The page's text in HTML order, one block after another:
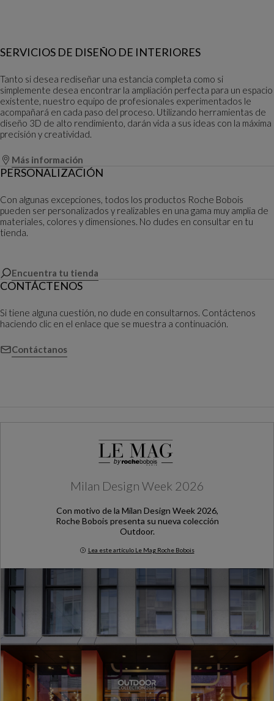
SERVICIOS DE DISEÑO DE INTERIORES
Tanto si desea rediseñar una estancia completa como si
simplemente desea encontrar la ampliación perfecta para un espacio
existente, nuestro equipo de profesionales experimentados le
acompañará en cada paso del proceso. Utilizando herramientas de
diseño 3D de alto rendimiento, darán vida a sus ideas con la máxima
precisión y creatividad.
Más información
PERSONALIZACIÓN
Con algunas excepciones, todos los productos Roche Bobois
pueden ser personalizados y realizables en una gama muy amplia de
materiales, colores y dimensiones. No dudes en consultar en tu
tienda.
Encuentra tu tienda
CONTÁCTENOS
Si tiene alguna cuestión, no dude en consultarnos. Contáctenos
haciendo clic en el enlace que se muestra a continuación.
Contáctanos
Milan Design Week 2026
Con motivo de la Milan Design Week 2026,
Roche Bobois presenta su nueva colección
Outdoor.
Lea este artículo Le Mag Roche Bobois
Milan Design Week 2026